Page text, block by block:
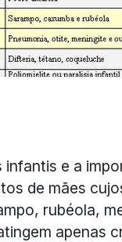
e a
de mães
rubéola,
apenas